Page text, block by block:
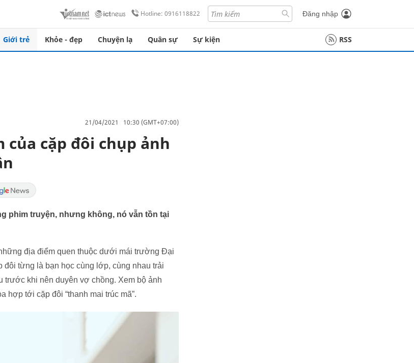
Hotline: 0916118822 Đăng nhập
Giới trẻ Khỏe - đẹp Chuyện lạ Quân sự Sự kiện RSS
21/04/2021 10:30 (GMT+07:00)
cặp đôi chụp ảnh
phim truyện, nhưng không, nó vẫn tồn tại
địa điểm quen thuộc dưới mái trường Đại
từng là bạn học cùng lớp, cùng nhau trải
trước khi nên duyên vợ chồng. Xem bộ ảnh
tới cặp đôi “thanh mai trúc mã”.